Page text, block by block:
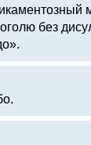
без